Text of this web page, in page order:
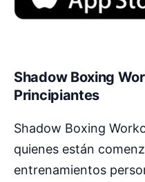
Shadow Boxing
Principiantes
Shadow Boxing
quienes están
entrenamientos